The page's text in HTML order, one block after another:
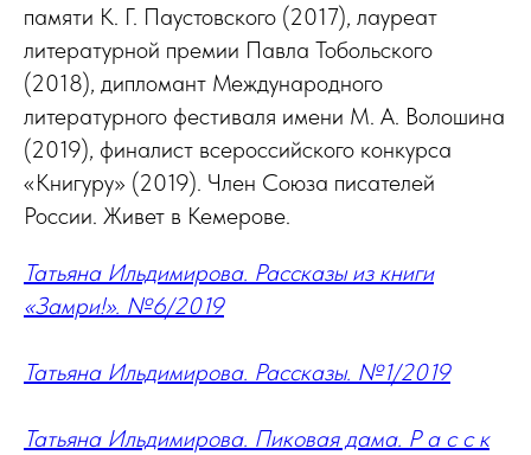
памяти К. Г. Паустовского (2017), лауреат
литературной премии Павла Тобольского
(2018), дипломант Международного
литературного фестиваля имени М. А. Волошина
(2019), финалист всероссийского конкурса
«Книгуру» (2019). Член Союза писателей
России. Живет в Кемерове.
Татьяна Ильдимирова. Рассказы из книги
«Замри!». №6/2019
Татьяна Ильдимирова. Рассказы. №1/2019
Татьяна Ильдимирова. Пиковая дама. Р а с с к